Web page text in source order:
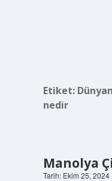
Etiket:
nedir
Manolya
Tarih: Ekim 25, 2024